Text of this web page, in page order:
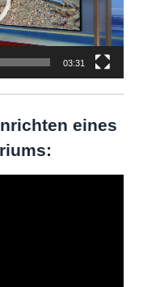
03:31
eines